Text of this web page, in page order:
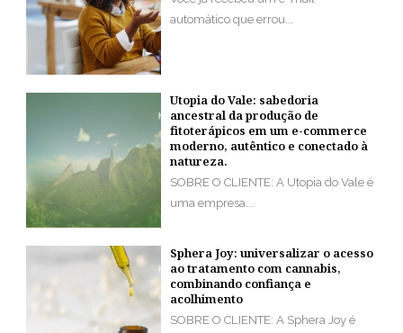
automático que errou...
Utopia do Vale: sabedoria
ancestral da produção de
fitoterápicos em um e-commerce
moderno, autêntico e conectado à
natureza.
SOBRE O CLIENTE: A Utopia do Vale é
uma empresa...
Sphera Joy: universalizar o acesso
ao tratamento com cannabis,
combinando confiança e
acolhimento
SOBRE O CLIENTE: A Sphera Joy é